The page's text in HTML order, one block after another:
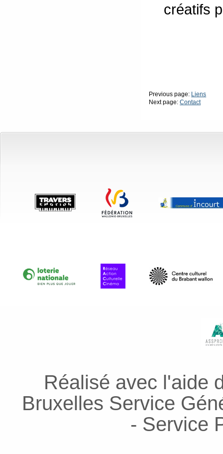
créatifs
Previous page: Liens
Next page:Contact
Réalisé avec l'aide
Bruxelles Service
- Service